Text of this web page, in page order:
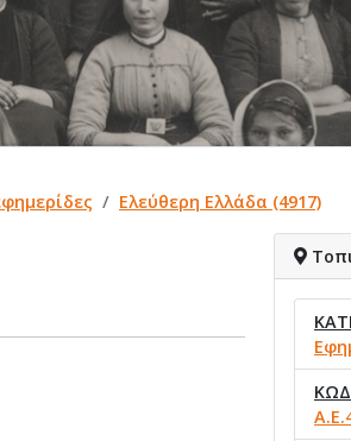
Ελεύθερη Ελλάδα (4917)